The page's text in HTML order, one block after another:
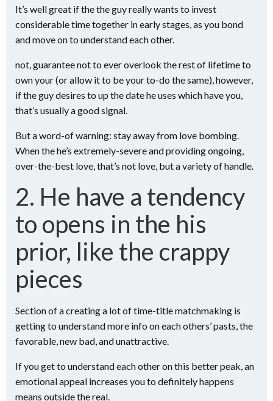
It’s well great if the the guy really wants to invest
considerable time together in early stages, as you bond
and move on to understand each other.
not, guarantee not to ever overlook the rest of lifetime to
own your (or allow it to be your to-do the same), however,
if the guy desires to up the date he uses which have you,
that’s usually a good signal.
But a word-of warning: stay away from love bombing.
When the he’s extremely-severe and providing ongoing,
over-the-best love, that’s not love, but a variety of handle.
2. He have a tendency
to opens in the his
prior, like the crappy
pieces
Section of a creating a lot of time-title matchmaking is
getting to understand more info on each others’ pasts, the
favorable, new bad, and unattractive.
If you get to understand each other on this better peak, an
emotional appeal increases you to definitely happens
means outside the real.